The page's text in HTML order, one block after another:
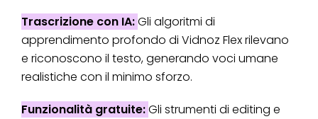
Trascrizione con IA:Gli algoritmi di
apprendimento profondo di Vidnoz Flex rilevano
e riconoscono il testo, generando voci umane
realistiche con il minimo sforzo.
Funzionalità gratuite:Gli strumenti di editing e